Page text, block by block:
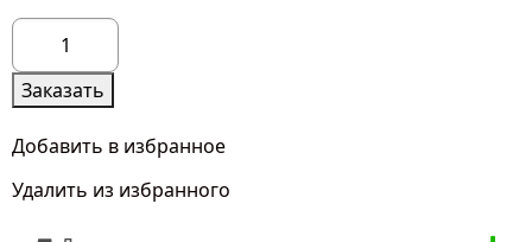
Количество
товара
17
Роз
Марун
см.)
Заказать
Добавить в избранное
Удалить из избранного